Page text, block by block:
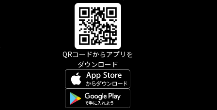
QRコードからアプリを
ダウンロード